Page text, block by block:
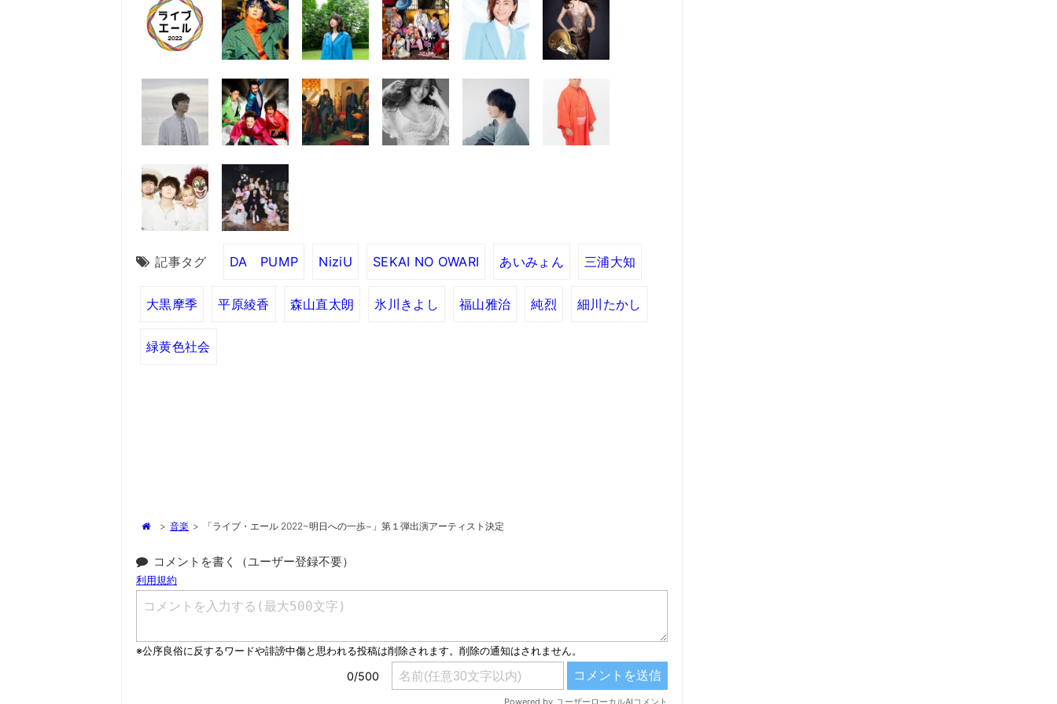
記事タグ DA PUMP NiziU SEKAI NO OWARI あいみょん 三浦大知
大黒摩季 平原綾香 森山直太朗 氷川きよし 福山雅治 純烈 細川たかし
緑黄色社会
> 音楽 > 「ライブ・エール 2022~明日への一歩~」第１弾出演アーティスト決定
コメントを書く（ユーザー登録不要）